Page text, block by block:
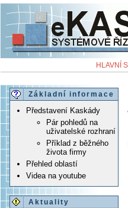
HLAVNÍ
Základní informace
Představení Kaskády
Pár pohledů na
uživatelské rozhraní
Příklad z běžného
života firmy
Přehled oblastí
Videa na youtube
Aktuality